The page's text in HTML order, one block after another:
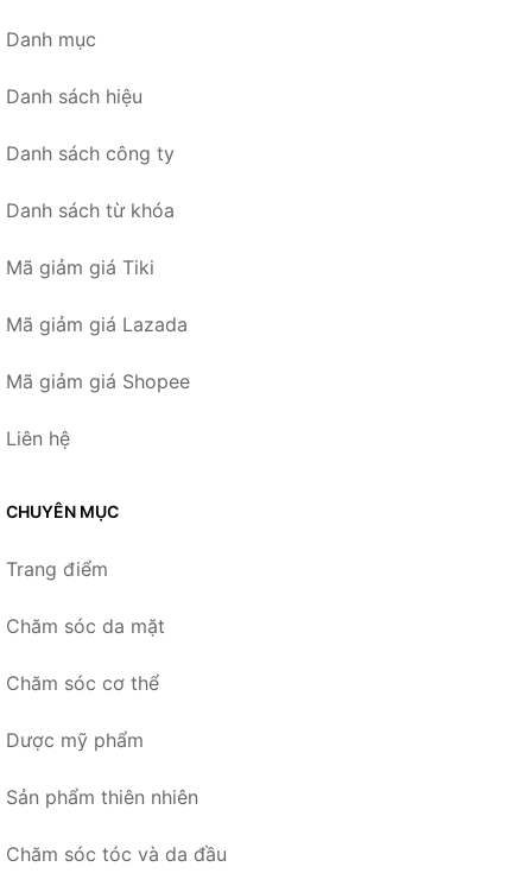
Danh mục
Danh sách hiệu
Danh sách công ty
Danh sách từ khóa
Mã giảm giá Tiki
Mã giảm giá Lazada
Mã giảm giá Shopee
Liên hệ
CHUYÊN MỤC
Trang điểm
Chăm sóc da mặt
Chăm sóc cơ thể
Dược mỹ phẩm
Sản phẩm thiên nhiên
Chăm sóc tóc và da đầu